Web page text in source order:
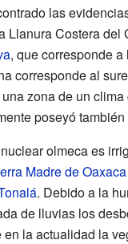
las
Llanura Costera del
, que corresponde
corresponde al
zona de un
poseyó
olmeca es
Madre de Oaxaca
. Debido a la
de lluvias los
en la actualidad la